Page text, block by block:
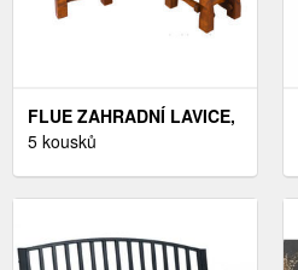
FLUE ZAHRADNÍ LAVICE,
BARVA OLŠE
5 kousků